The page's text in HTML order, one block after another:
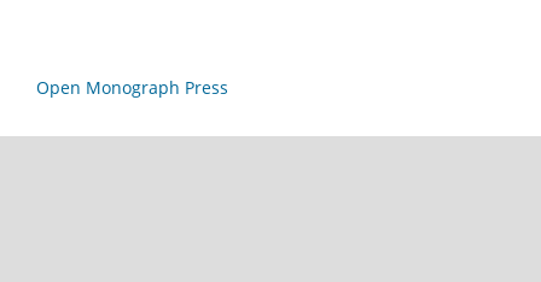
Open Monograph Press